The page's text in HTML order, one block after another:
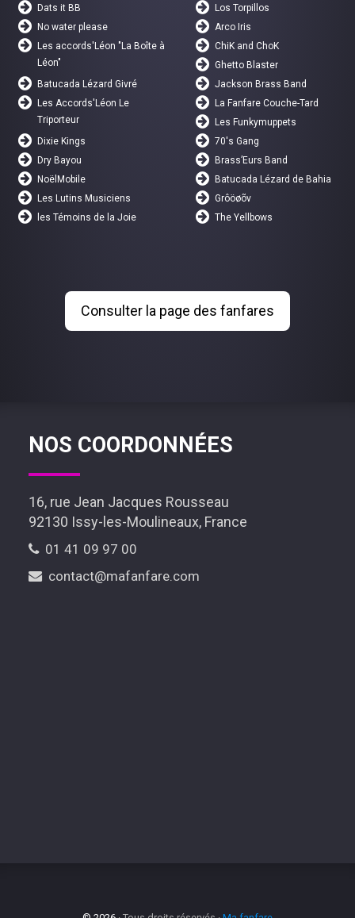
Dats it BB
Los Torpillos
No water please
Arco Iris
Les accords'Léon "La Boîte à
Léon"
ChiK and ChoK
Ghetto Blaster
Batucada Lézard Givré
Jackson Brass Band
Les Accords'Léon Le
Triporteur
La Fanfare Couche-Tard
Les Funkymuppets
Dixie Kings
70's Gang
Dry Bayou
Brass’Eurs Band
NoëlMobile
Batucada Lézard de Bahia
Les Lutins Musiciens
Grôöøõv
les Témoins de la Joie
The Yellbows
Consulter la page des fanfares
NOS COORDONNÉES
16, rue Jean Jacques Rousseau
92130 Issy-les-Moulineaux, France
01 41 09 97 00
contact@mafanfare.com